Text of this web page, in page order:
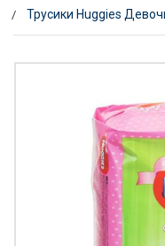
Трусики Huggies